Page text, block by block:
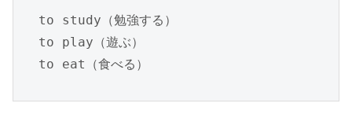
to study（勉強する）
to play（遊ぶ）
to eat（食べる）